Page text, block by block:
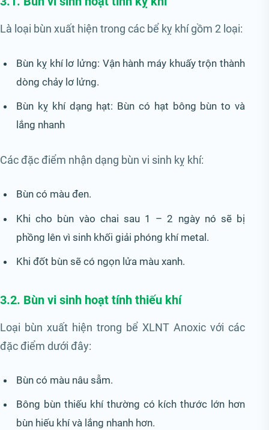
Là loại bùn xuất hiện trong các bể kỵ khí gồm 2 loại:
Bùn kỵ khí lơ lửng: Vận hành máy khuấy trộn thành
dòng chảy lơ lửng.
Bùn kỵ khí dạng hạt: Bùn có hạt bông bùn to và
lắng nhanh
Các đặc điểm nhận dạng bùn vi sinh kỵ khí:
Bùn có màu đen.
Khi cho bùn vào chai sau 1 – 2 ngày nó sẽ bị
phồng lên vì sinh khối giải phóng khí metal.
Khi đốt bùn sẽ có ngọn lửa màu xanh.
3.2. Bùn vi sinh hoạt tính thiếu khí
Loại bùn xuất hiện trong bể XLNT Anoxic với các
đặc điểm dưới đây:
Bùn có màu nâu sẫm.
Bông bùn thiếu khí thường có kích thước lớn hơn
bùn hiếu khí và lắng nhanh hơn.